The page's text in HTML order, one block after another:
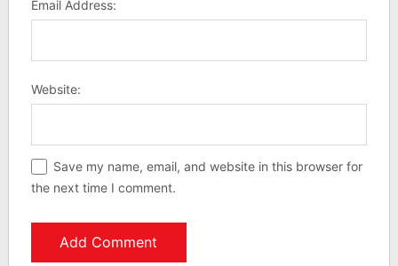
Email Address:
Website:
Save my name, email, and website in this browser for
the next time I comment.